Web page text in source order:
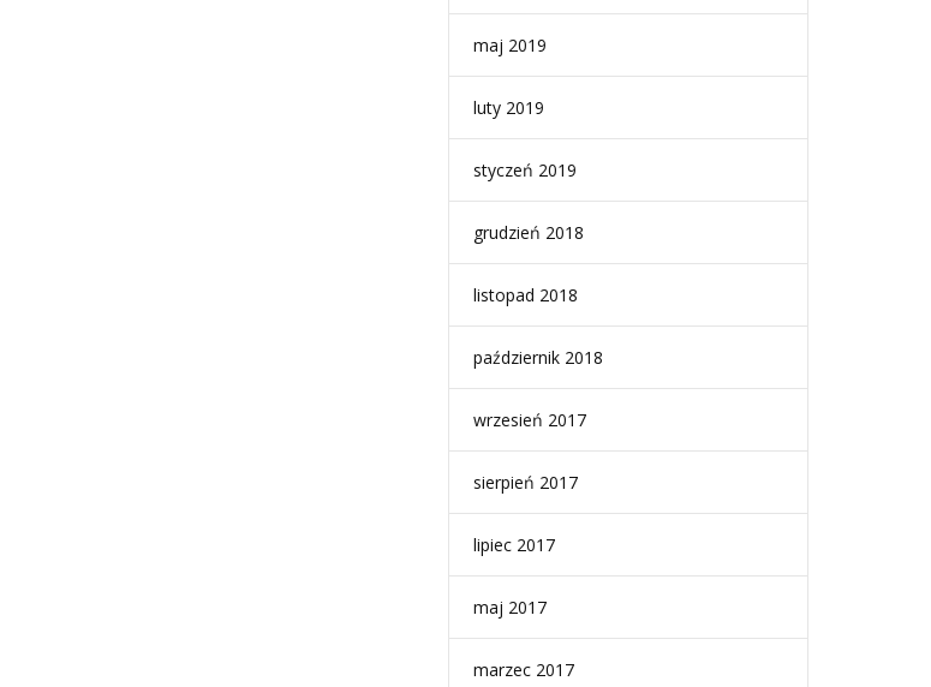
maj 2019
luty 2019
styczeń 2019
grudzień 2018
listopad 2018
październik 2018
wrzesień 2017
sierpień 2017
lipiec 2017
maj 2017
marzec 2017